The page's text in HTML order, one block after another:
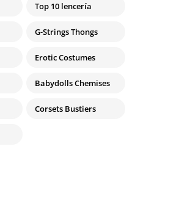
Top 10 lencería
G-Strings Thongs
Erotic Costumes
Babydolls Chemises
Corsets Bustiers